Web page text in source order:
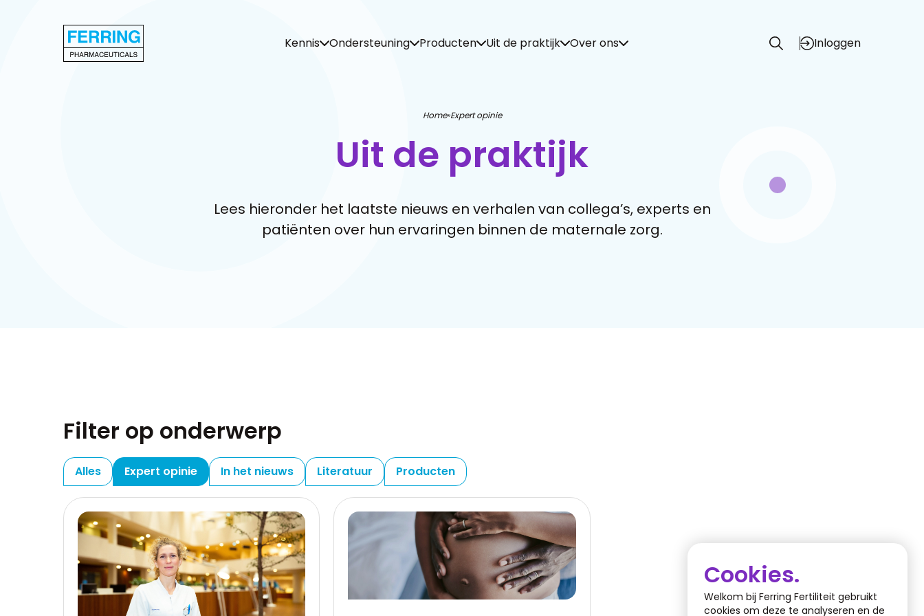
Kennis Ondersteuning Producten Uit de praktijk Over ons Inloggen
Home»Expert opinie
Uit de praktijk
Lees hieronder het laatste nieuws en verhalen van collega’s, experts en
patiënten over hun ervaringen binnen de maternale zorg.
Filter op onderwerp
Alles Expert opinie In het nieuws Literatuur Producten
Cookies.
Welkom bij Ferring Fertiliteit gebruikt
cookies om deze te analyseren en de